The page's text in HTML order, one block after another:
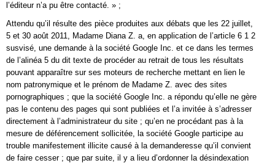
l’éditeur n’a pu être contacté. » ;
Attendu qu’il résulte des pièce produites aux débats que les 22 juillet,
5 et 30 août 2011, Madame Diana Z. a, en application de l’article 6 1 2
susvisé, une demande à la société Google Inc. et ce dans les termes
de l’alinéa 5 du dit texte de procéder au retrait de tous les résultats
pouvant apparaître sur ses moteurs de recherche mettant en lien le
nom patronymique et le prénom de Madame Z. avec des sites
pornographiques ; que la société Google Inc. a répondu qu’elle ne gère
pas le contenu des pages qui sont publiées et l’a invitée à s’adresser
directement à l’administrateur du site ; qu’en ne procédant pas à la
mesure de déférencement sollicitée, la société Google participe au
trouble manifestement illicite causé à la demanderesse qu’il convient
de faire cesser ; que par suite, il y a lieu d’ordonner la désindexation